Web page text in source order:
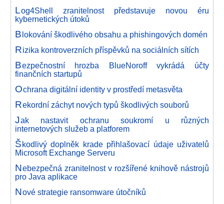
Log4Shell zranitelnost představuje novou éru
kybernetických útoků
Blokování škodlivého obsahu a phishingových domén
Rizika kontroverzních příspěvků na sociálních sítích
Bezpečnostní hrozba BlueNoroff vykrádá účty
finančních startupů
Ochrana digitální identity v prostředí metasvěta
Rekordní záchyt nových typů škodlivých souborů
Jak nastavit ochranu soukromí u různých
internetových služeb a platforem
Škodlivý doplněk krade přihlašovací údaje uživatelů
Microsoft Exchange Serveru
Nebezpečná zranitelnost v rozšířené knihově nástrojů
pro Java aplikace
Nové strategie ransomware útočníků